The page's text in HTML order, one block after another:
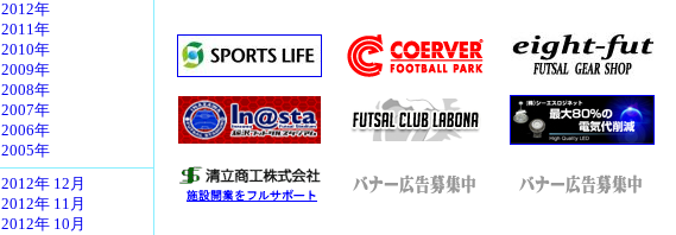
2012年
2011年
2010年
2009年
2008年
2007年
2006年
2005年
2012年 12月
2012年 11月
2012年 10月